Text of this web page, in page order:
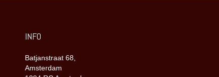
INFO
Batjanstraat 68,
Amsterdam